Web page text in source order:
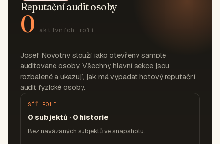
Reputační audit osoby
0 aktivních rolí
Josef Novotny slouží jako otevřený sample
auditované osoby. Všechny hlavní sekce jsou
rozbalené a ukazují, jak má vypadat hotový reputační
audit fyzické osoby.
SÍŤ ROLÍ
0 subjektů · 0 historie
Bez navázaných subjektů ve snapshotu.